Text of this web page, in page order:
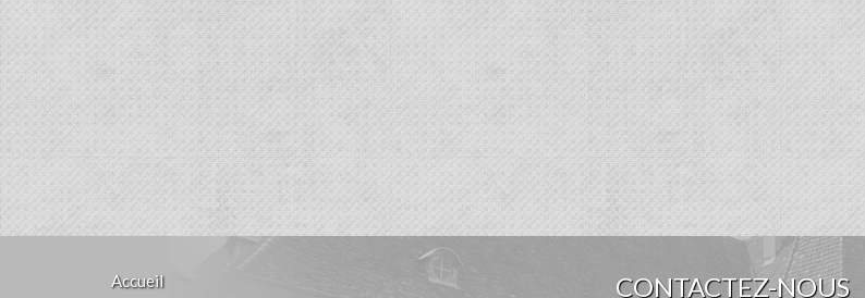
Accueil
CONTACTEZ-NOUS